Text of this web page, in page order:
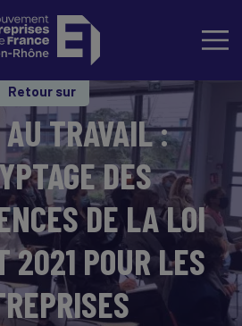
Retour sur
TRAVAIL :
DES
DE LA LOI
2021 POUR LES